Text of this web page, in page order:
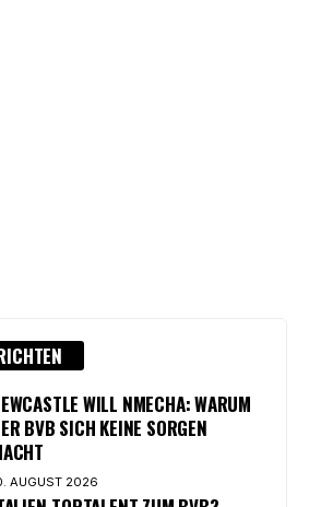
WILL NMECHA: WARUM
BVB SICH KEINE SORGEN
AUGUST 2026